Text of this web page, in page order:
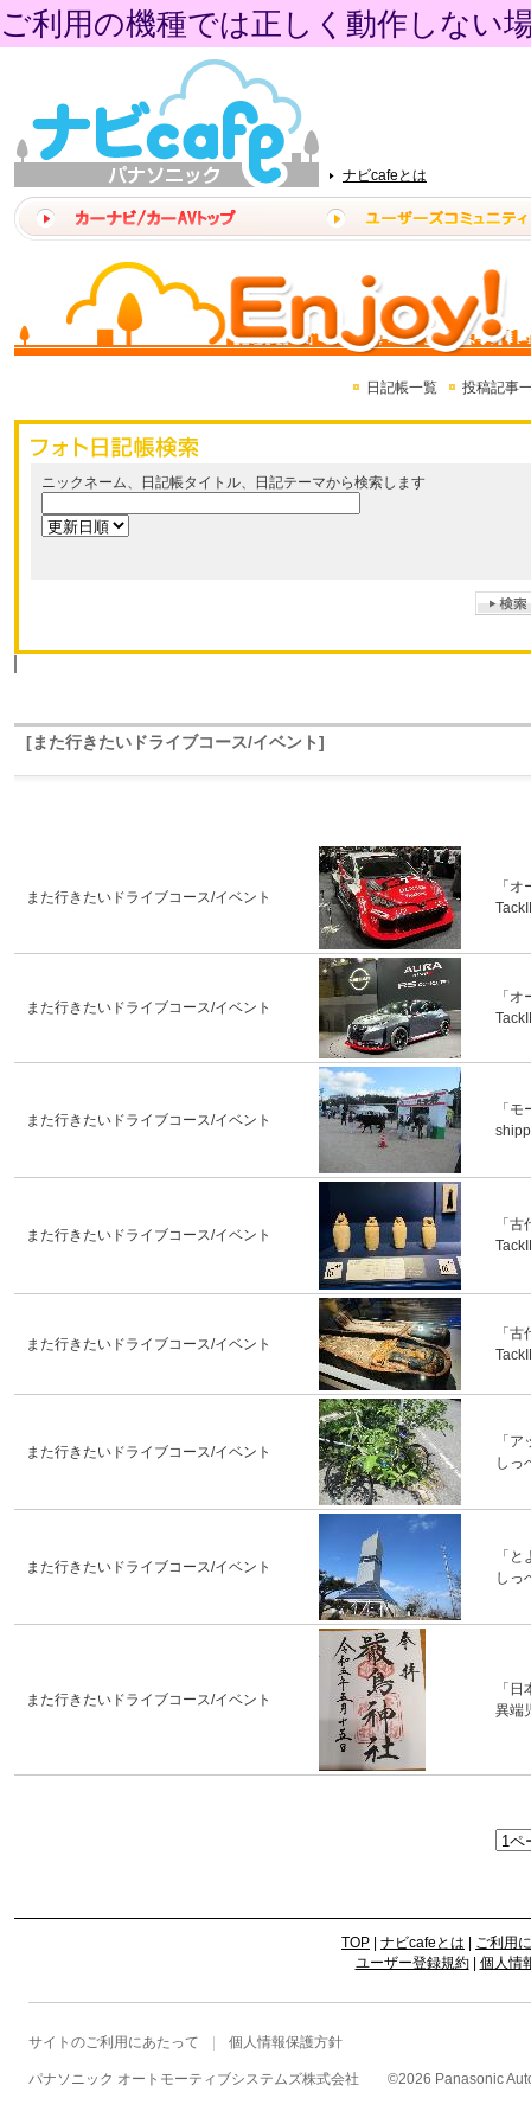
ご利用の機種では正しく動作しない
ナビcafeとは
日記帳一覧 投稿記事
ニックネーム、日記帳タイトル、日記テーマから検索します
[また行きたいドライブコース/イベント]
また行きたいドライブコース/イベント
「
また行きたいドライブコース/イベント
「
また行きたいドライブコース/イベント
「
また行きたいドライブコース/イベント
「
また行きたいドライブコース/イベント
「
また行きたいドライブコース/イベント
「
しっ
また行きたいドライブコース/イベント
「
しっ
また行きたいドライブコース/イベント
「
異端
TOP ナビcafeとは
ご利用
ユーザー登録規約| 個人情
サイトのご利用にあたって 個人情報保護方針
パナソニック オートモーティブシステムズ株式会社 ©2026 Panasonic